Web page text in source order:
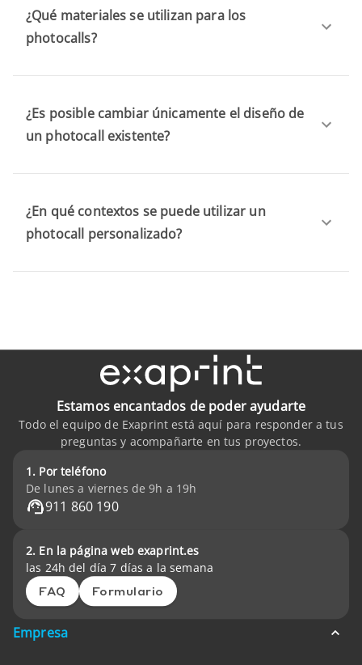
¿Qué materiales se utilizan para los
photocalls?
¿Es posible cambiar únicamente el diseño de
un photocall existente?
¿En qué contextos se puede utilizar un
photocall personalizado?
Estamos encantados de poder ayudarte
Todo el equipo de Exaprint está aquí para responder a tus
preguntas y acompañarte en tus proyectos.
1. Por teléfono
De lunes a viernes de 9h a 19h
911 860 190
2. En la página web exaprint.es
las 24h del día 7 días a la semana
FAQ Formulario
Empresa